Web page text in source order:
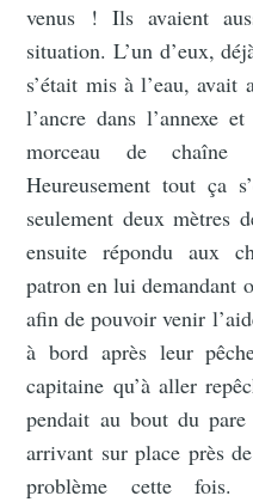
venus ! Ils avaient
situation. L’un d’eux,
s’était mis à l’eau, avait
l’ancre dans l’annexe
morceau de chaîne
Heureusement tout ça
seulement deux mètres
ensuite répondu aux
patron en lui demandant
afin de pouvoir venir
à bord après leur
capitaine qu’à aller
pendait au bout du
arrivant sur place près
problème cette fois.